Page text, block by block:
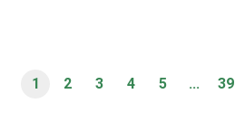
1 2 3 4 5 ... 39